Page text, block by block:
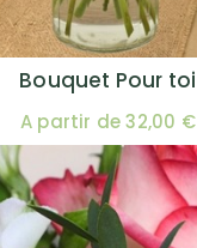
Bouquet Pour toi
A partir de 32,00 €